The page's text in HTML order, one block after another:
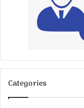
Categories